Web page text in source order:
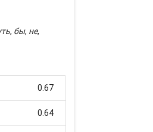
, бы, не,
0.67
0.64